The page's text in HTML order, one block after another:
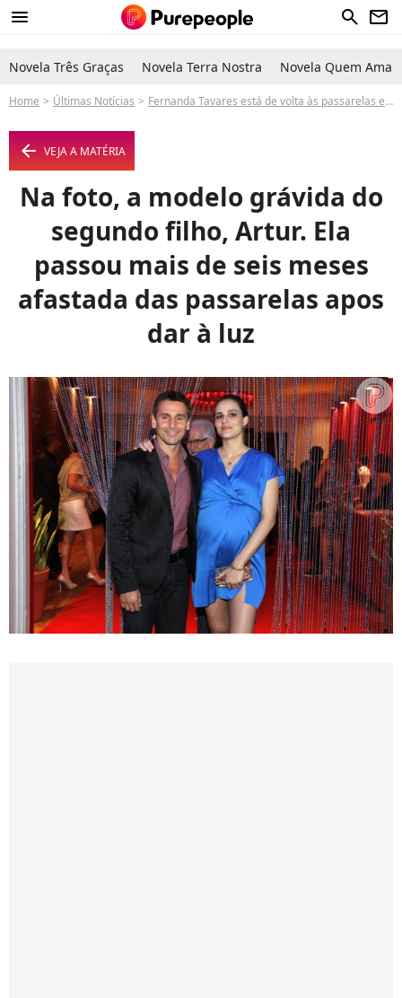
menu search newsletter
Novela Três Graças Novela Terra Nostra Novela Quem Ama
Home Últimas Notícias Fernanda Tavares está de volta às passarelas e quer ter mais um filho
arrow_left VEJA A MATÉRIA
Na foto, a modelo grávida do
segundo filho, Artur. Ela
passou mais de seis meses
afastada das passarelas apos
dar à luz